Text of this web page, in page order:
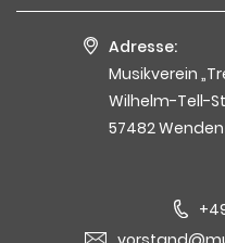
Adresse:
Musikverein
Wilhelm-Tell-
57482 Wenden